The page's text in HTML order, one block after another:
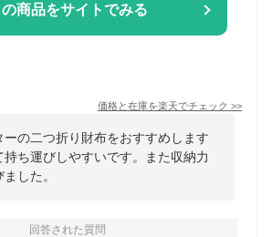
の商品をサイトでみる
価格と在庫を楽天でチェック >>
ーの二つ折り財布をおすすめします
持ち運びしやすいです。また収納力
した。
回答された質問